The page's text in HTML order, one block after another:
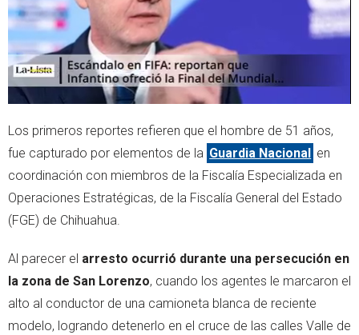
Los primeros reportes refieren que el hombre de 51 años,
fue capturado por elementos de la Guardia Nacional en
coordinación con miembros de la Fiscalía Especializada en
Operaciones Estratégicas, de la Fiscalía General del Estado
(FGE) de Chihuahua.
Al parecer el arresto ocurrió durante una persecución en
la zona de San Lorenzo, cuando los agentes le marcaron el
alto al conductor de una camioneta blanca de reciente
modelo, logrando detenerlo en el cruce de las calles Valle de